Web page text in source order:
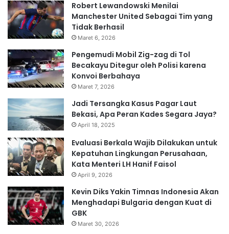
Robert Lewandowski Menilai
Manchester United Sebagai Tim yang
Tidak Berhasil
Maret 6, 2026
Pengemudi Mobil Zig-zag di Tol
Becakayu Ditegur oleh Polisi karena
Konvoi Berbahaya
Maret 7, 2026
Jadi Tersangka Kasus Pagar Laut
Bekasi, Apa Peran Kades Segara Jaya?
April 18, 2025
Evaluasi Berkala Wajib Dilakukan untuk
Kepatuhan Lingkungan Perusahaan,
Kata Menteri LH Hanif Faisol
April 9, 2026
Kevin Diks Yakin Timnas Indonesia Akan
Menghadapi Bulgaria dengan Kuat di
GBK
Maret 30, 2026